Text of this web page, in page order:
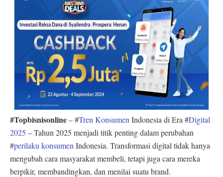
#Topbisnisonline– #Tren Konsumen Indonesia di Era #Digital
2025 – Tahun 2025 menjadi titik penting dalam perubahan
#perilaku konsumen Indonesia. Transformasi digital tidak hanya
mengubah cara masyarakat membeli, tetapi juga cara mereka
berpikir, membandingkan, dan menilai suatu brand.